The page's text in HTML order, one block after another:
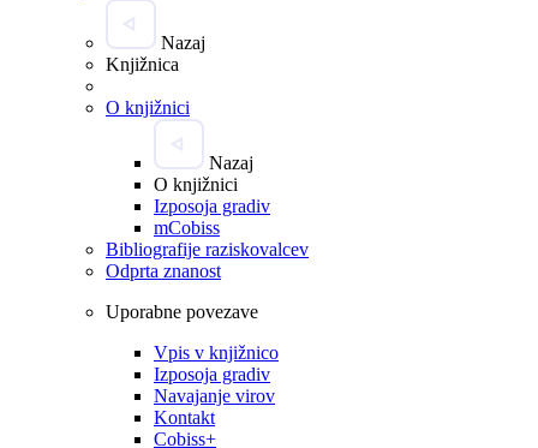
Nazaj
Knjižnica
O knjižnici
Nazaj
O knjižnici
Izposoja gradiv
mCobiss
Bibliografije raziskovalcev
Odprta znanost
Uporabne povezave
Vpis v knjižnico
Izposoja gradiv
Navajanje virov
Kontakt
Cobiss+